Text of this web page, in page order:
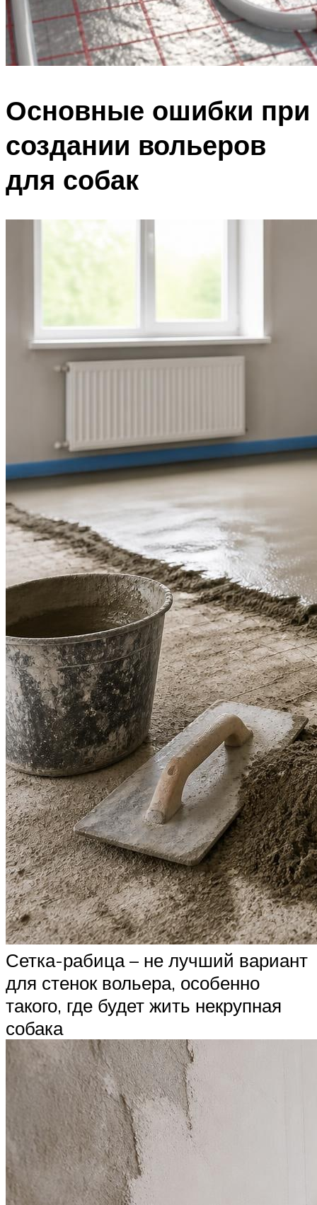
Основные ошибки при
создании вольеров
для собак
Сетка-рабица – не лучший вариант
для стенок вольера, особенно
такого, где будет жить некрупная
собака